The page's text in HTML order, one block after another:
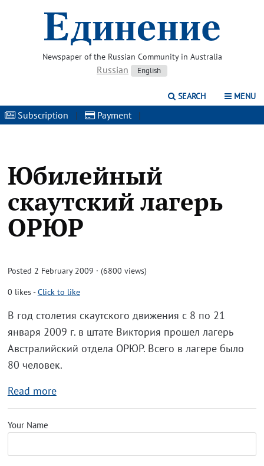
Newspaper of the Russian Community in Australia
Russian English
SEARCH MENU
Subscription | Payment |
Юбилейный
скаутский лагерь
ОРЮР
Posted 2 February 2009 · (6800 views)
0 likes-Click to like
В год столетия скаутского движения с 8 по 21
января 2009 г. в штате Виктория прошел лагерь
Австралийский отдела ОРЮР. Всего в лагере было
80 человек.
Read more
Your Name